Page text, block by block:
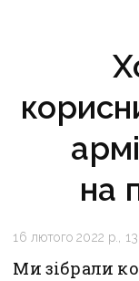
на
16 лютого 2022 р.,
Ми зібрали